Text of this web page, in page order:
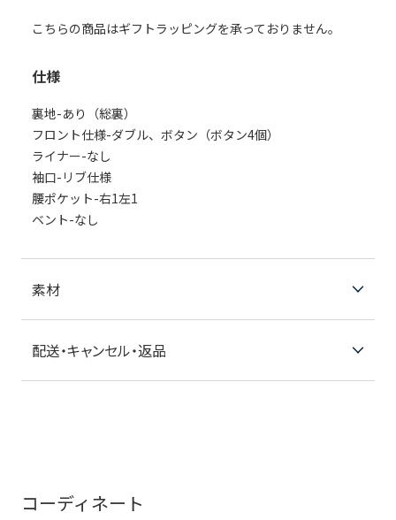
こちらの商品はギフトラッピングを承っておりません。
仕様
裏地-あり（総裏）
フロント仕様-ダブル、ボタン（ボタン4個）
ライナー-なし
袖口-リブ仕様
腰ポケット-右1左1
ベント-なし
素材
配送・キャンセル・返品
コーディネート